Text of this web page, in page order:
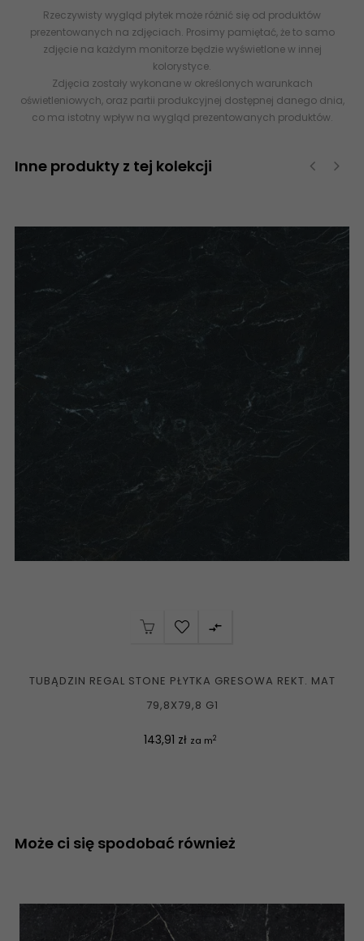
Rzeczywisty wygląd płytek może różnić się od produktów
prezentowanych na zdjęciach. Prosimy pamiętać, że to samo
zdjęcie na każdym monitorze będzie wyświetlone w innej
kolorystyce.
Zdjęcia zostały wykonane w określonych warunkach
oświetleniowych, oraz partii produkcyjnej dostępnej danego dnia,
co ma istotny wpływ na wygląd prezentowanych produktów.
Inne produkty z tej kolekcji

TUBĄDZIN REGAL STONE PŁYTKA GRESOWA REKT. MAT
79,8X79,8 G1
Cena
143,91 zł za m2
Może ci się spodobać również